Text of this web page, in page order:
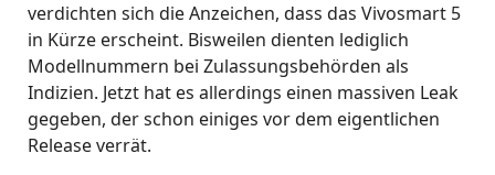
verdichten sich die Anzeichen, dass das Vivosmart 5
in Kürze erscheint. Bisweilen dienten lediglich
Modellnummern bei Zulassungsbehörden als
Indizien. Jetzt hat es allerdings einen massiven Leak
gegeben, der schon einiges vor dem eigentlichen
Release verrät.